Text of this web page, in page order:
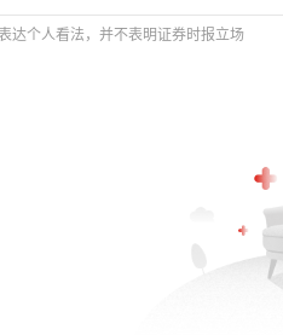
达个人看法，并不表明证券时报立场